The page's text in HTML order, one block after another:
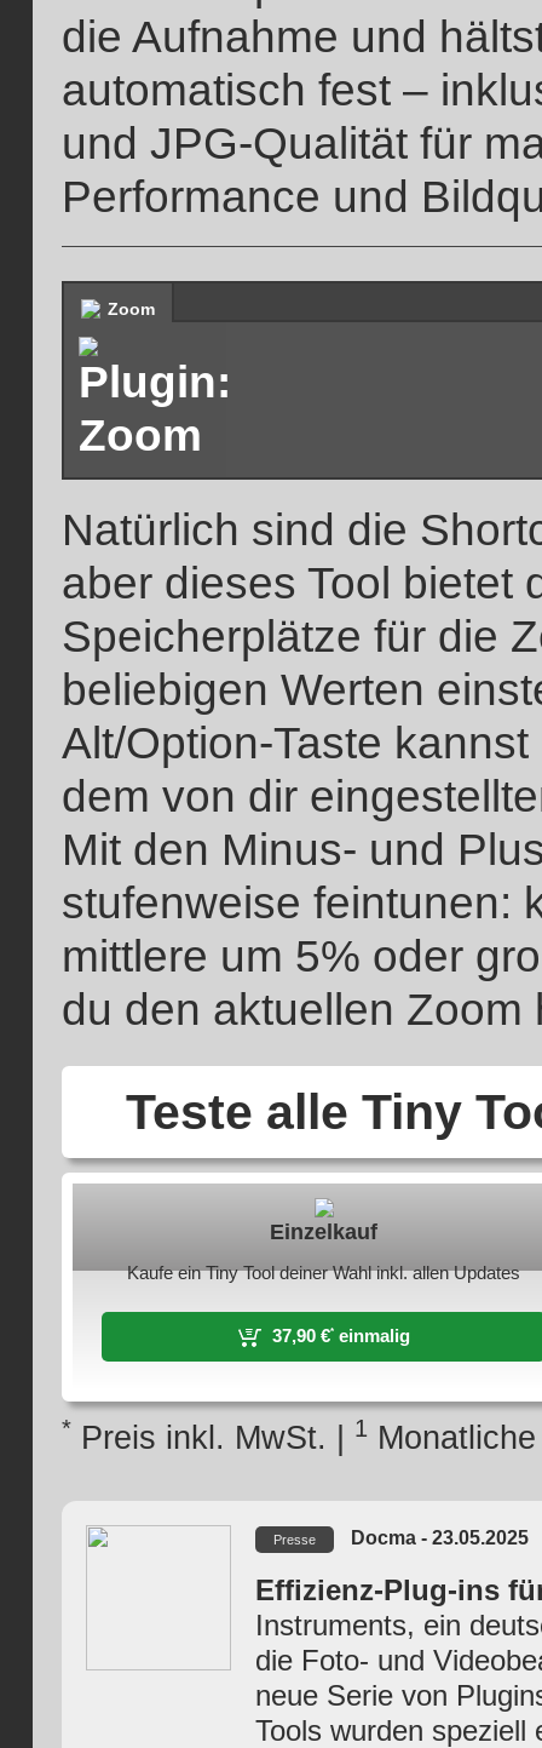
die Aufnahme und
automatisch fest –
und JPG-Qualität für
Performance und
Zoom
Natürlich sind die
aber dieses Tool bietet
Speicherplätze für die
beliebigen Werten
Alt/Option-Taste
dem von dir
Mit den Minus- und
stufenweise feintunen:
mittlere um 5% oder
du den aktuellen
Teste alle Tiny
Einzelkauf
Kaufe ein Tiny Tool deiner Wahl inkl. allen Updates
37,90 €* einmalig
* Preis inkl. MwSt. | 1
Presse Docma - 23.05.2025
Effizienz-Plug-ins
Instruments, ein
die Foto- und
neue Serie von
Tools wurden